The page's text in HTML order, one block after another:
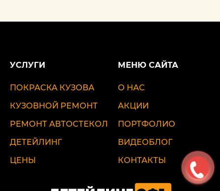
УСЛУГИ
ПОКРАСКА КУЗОВА
КУЗОВНОЙ РЕМОНТ
РЕМОНТ АВТОСТЕКОЛ
ДЕТЕЙЛИНГ
ЦЕНЫ
МЕНЮ САЙТА
О НАС
АКЦИИ
ПОРТФОЛИО
ВИДЕОБЛОГ
КОНТАКТЫ